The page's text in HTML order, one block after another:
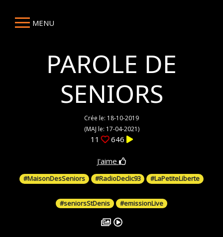
MENU
PAROLE DE
SENIORS
Crée le: 18-10-2019
(MAJ le: 17-04-2021)
11 646
J'aime
#MaisonDesSeniors #RadioDeclic93 #LaPetiteLiberte
#seniorsStDenis #emissionLive